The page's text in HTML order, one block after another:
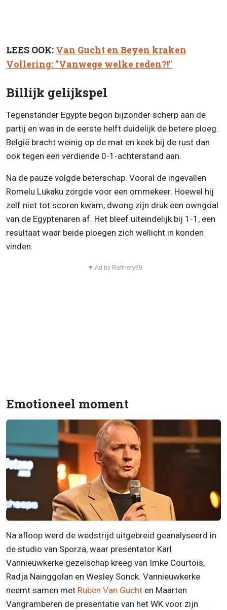
LEES OOK: Van Gucht en Beyen kraken
Vollering: "Vanwege welke reden?!"
Billijk gelijkspel
Tegenstander Egypte begon bijzonder scherp aan de
partij en was in de eerste helft duidelijk de betere ploeg.
België bracht weinig op de mat en keek bij de rust dan
ook tegen een verdiende 0-1-achterstand aan.
Na de pauze volgde beterschap. Vooral de ingevallen
Romelu Lukaku zorgde voor een ommekeer. Hoewel hij
zelf niet tot scoren kwam, dwong zijn druk een owngoal
van de Egyptenaren af. Het bleef uiteindelijk bij 1-1, een
resultaat waar beide ploegen zich wellicht in konden
vinden.
▼ Ad by Refinery89
Emotioneel moment
Na afloop werd de wedstrijd uitgebreid geanalyseerd in
de studio van Sporza, waar presentator Karl
Vannieuwkerke gezelschap kreeg van Imke Courtois,
Radja Nainggolan en Wesley Sonck. Vannieuwkerke
neemt samen met Ruben Van Gucht en Maarten
Vangramberen de presentatie van het WK voor zijn